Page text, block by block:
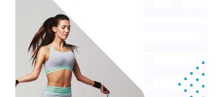
Reabertura VL